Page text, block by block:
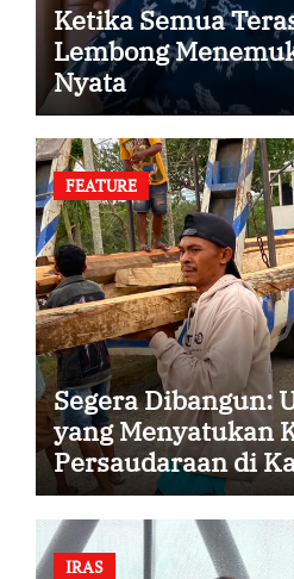
Ketika Semua
Lembong
Nyata
FEATURE
Segera Dibangun:
yang Menyatukan
Persaudaraan di
IRAS